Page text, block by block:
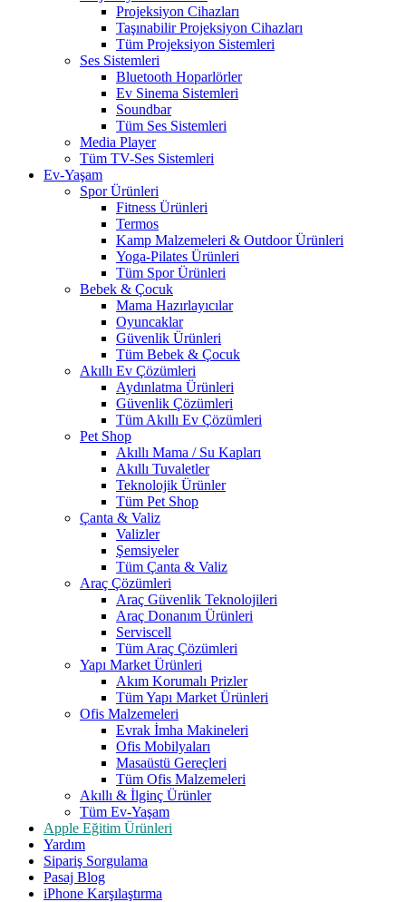
Projeksiyon Cihazları
Taşınabilir Projeksiyon Cihazları
Tüm Projeksiyon Sistemleri
Ses Sistemleri
Bluetooth Hoparlörler
Ev Sinema Sistemleri
Soundbar
Tüm Ses Sistemleri
Media Player
Tüm TV-Ses Sistemleri
Ev-Yaşam
Spor Ürünleri
Fitness Ürünleri
Termos
Kamp Malzemeleri & Outdoor Ürünleri
Yoga-Pilates Ürünleri
Tüm Spor Ürünleri
Bebek & Çocuk
Mama Hazırlayıcılar
Oyuncaklar
Güvenlik Ürünleri
Tüm Bebek & Çocuk
Akıllı Ev Çözümleri
Aydınlatma Ürünleri
Güvenlik Çözümleri
Tüm Akıllı Ev Çözümleri
Pet Shop
Akıllı Mama / Su Kapları
Akıllı Tuvaletler
Teknolojik Ürünler
Tüm Pet Shop
Çanta & Valiz
Valizler
Şemsiyeler
Tüm Çanta & Valiz
Araç Çözümleri
Araç Güvenlik Teknolojileri
Araç Donanım Ürünleri
Serviscell
Tüm Araç Çözümleri
Yapı Market Ürünleri
Akım Korumalı Prizler
Tüm Yapı Market Ürünleri
Ofis Malzemeleri
Evrak İmha Makineleri
Ofis Mobilyaları
Masaüstü Gereçleri
Tüm Ofis Malzemeleri
Akıllı & İlginç Ürünler
Tüm Ev-Yaşam
Apple Eğitim Ürünleri
Yardım
Sipariş Sorgulama
Pasaj Blog
iPhone Karşılaştırma